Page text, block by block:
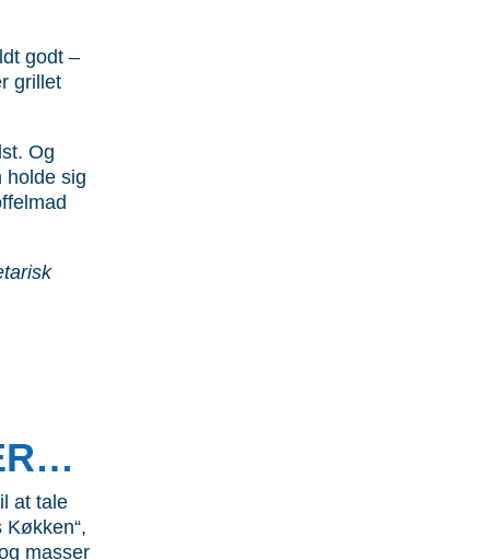
godt –
grillet
Og
holde sig
at tale
masser